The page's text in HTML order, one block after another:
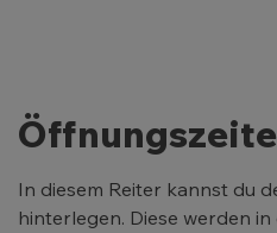
In diesem Reiter kannst du
hinterlegen. Diese werden